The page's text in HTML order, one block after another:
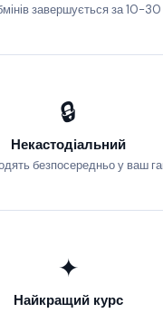
завершується за 10-
🔒
Некастодіальний
безпосередньо у ваш
✦
Найкращий курс